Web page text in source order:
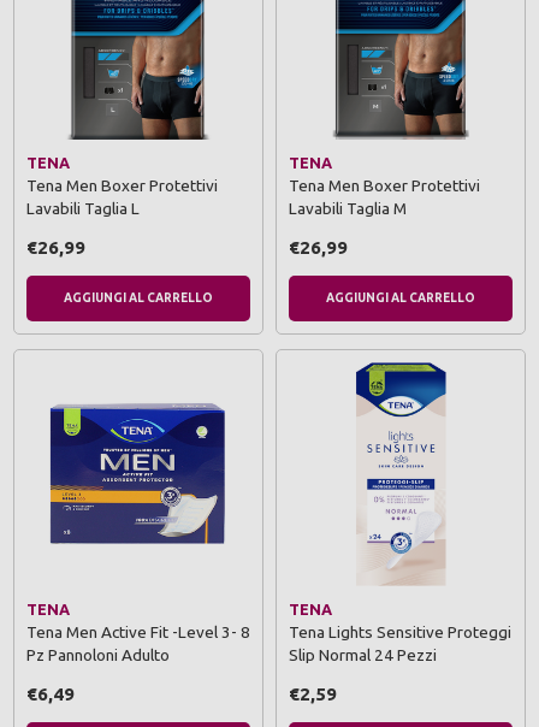
TENA
Tena Men Boxer Protettivi
Lavabili Taglia L
€26,99
AGGIUNGI AL CARRELLO
TENA
Tena Men Boxer Protettivi
Lavabili Taglia M
€26,99
AGGIUNGI AL CARRELLO
TENA
Tena Men Active Fit -Level 3- 8
Pz Pannoloni Adulto
€6,49
TENA
Tena Lights Sensitive Proteggi
Slip Normal 24 Pezzi
€2,59